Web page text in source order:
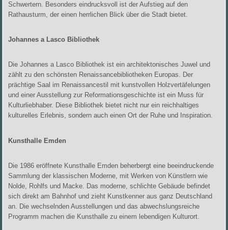
Schwertern. Besonders eindrucksvoll ist der Aufstieg auf den
Rathausturm, der einen herrlichen Blick über die Stadt bietet.
Johannes a Lasco Bibliothek
Die Johannes a Lasco Bibliothek ist ein architektonisches Juwel und
zählt zu den schönsten Renaissancebibliotheken Europas. Der
prächtige Saal im Renaissancestil mit kunstvollen Holzvertäfelungen
und einer Ausstellung zur Reformationsgeschichte ist ein Muss für
Kulturliebhaber. Diese Bibliothek bietet nicht nur ein reichhaltiges
kulturelles Erlebnis, sondern auch einen Ort der Ruhe und Inspiration.
Kunsthalle Emden
Die 1986 eröffnete Kunsthalle Emden beherbergt eine beeindruckende
Sammlung der klassischen Moderne, mit Werken von Künstlern wie
Nolde, Rohlfs und Macke. Das moderne, schlichte Gebäude befindet
sich direkt am Bahnhof und zieht Kunstkenner aus ganz Deutschland
an. Die wechselnden Ausstellungen und das abwechslungsreiche
Programm machen die Kunsthalle zu einem lebendigen Kulturort.